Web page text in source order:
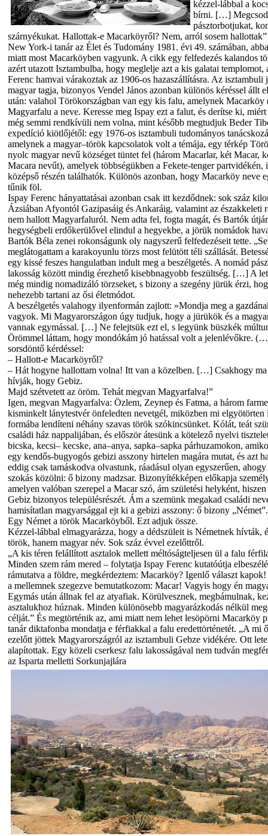
kézzel-lábbal a
bírni. […]
pásztorbotjukat,
szárnyékukat. Hallottak-e Macarköyről? Nem, arról sosem
New York-i tanár az Élet és Tudomány 1981. évi 49. számában,
miatt most Macarköyben vagyunk. A cikk egy felfedezés kalandos
azért utazott Isztambulba, hogy meglelje azt a kis galatai
Ferenc hamvai várakoztak az 1906-os hazaszállításra. Az isztambuli
magyar tagja, bizonyos Vendel János azonban különös kéréssel állt
után: valahol Törökországban van egy kis falu, amelynek Macarköy
Magyarfalu a neve. Keresse meg Ispay ezt a falut, és derítse ki,
még semmi rendkívüli nem volna, mint később megtudjuk Beder
expedíció kiötlőjétől: egy 1976-os isztambuli tudományos
amelynek a magyar–török kapcsolatok volt a témája, egy térkép
nyolc magyar nevű községet tüntet fel (három Macarlar, két Macar,
Macara nevűt), amelyek többségükben a Fekete-tenger
középső részén találhatók. Különös azonban, hogy Macarköy neve
tűnik föl.
Ispay Ferenc hányattatásai azonban csak itt kezdődnek: sok száz
Ázsiában Afyontól Gazipasáig és Ankaráig, valamint az északkeleti
nem hallott Magyarfaluról. Nem adta fel, fogta magát, és Bartók
hegységbeli erdőkerülővel elindul a hegyekbe, a jörük nomádok
Bartók Béla zenei rokonságunk oly nagyszerű felfedezéseit tette.
meglátogattam a karakoyunlu törzs most felütött téli szállását.
egy kissé feszes hangulatban indult meg a beszélgetés. A nomád
lakosság között mindig érezhető kisebbnagyobb feszültség. […] A
még mindig nomadizáló törzseket, s bizony a szegény jürük érzi,
nehezebb tartani az ősi életmódot.
A beszélgetés valahogy ilyenformán zajlott: »Mondja meg a
vagyok. Mi Magyarországon úgy tudjuk, hogy a jürükök és a
vannak egymással. […] Ne felejtsük ezt el, s legyünk büszkék
Örömmel láttam, hogy mondókám jó hatással volt a jelenlévőkre.
sorsdöntő kérdéssel:
– Hallott-e Macarköyről?
– Hát hogyne hallottam volna! Itt van a közelben. […] Csakhogy
hívják, hogy Gebiz.
Majd szétvetett az öröm. Tehát megvan Magyarfalva!”
Igen, megvan Magyarfalva: Özlem, Zeynep és Fatma, a három
kisminkelt lánytestvér önfeledten nevetgél, miközben mi
formába lendíteni néhány szavas török szókincsünket. Kólát, teát
családi ház nappalijában, és először átesünk a kötelező nyelvi
bicska, kecsi– kecske, ana–anya, sapka–sapka párhuzamokon,
egy kendős-bugyogós gebizi asszony hirtelen magára mutat, és azt
eddig csak tamáskodva olvastunk, ráadásul olyan egyszerűen,
szokás közölni: ő bizony madzsar. Bizonyítékképen előkapja
amelyen valóban szerepel a Macar szó, ám születési helyként,
Gebiz bizonyos településrészét. Ám a szemünk megakad családi
hamisítatlan magyarsággal ejt ki a gebizi asszony: ő bizony „Német”.
Egy Német a török Macarköyből. Ezt adjuk össze.
Kézzel-lábbal elmagyarázza, hogy a dédszüleit is Németnek hívták,
török, hanem magyar név. Sok száz évvel ezelőttről.
„A kis téren felállított asztalok mellett méltóságteljesen ül a falu
Minden szem rám mered – folytatja Ispay Ferenc kutatóútja
rámutatva a földre, megkérdeztem: Macarköy? Igenlő választ
a mellemnek szegezve bemutatkozom: Macar! Vagyis hogy én
Egymás után állnak fel az atyafiak. Körülvesznek, megbámulnak,
asztalukhoz húznak. Minden különösebb magyarázkodás nélkül
célját.” És megtörténik az, ami miatt nem lehet lesöpörni Macarköy
tanár diktafonba mondatja e férfiakkal a falu eredettörténetét. „A mi
ezelőtt jöttek Magyarországról az isztambuli Gebze vidékére. Ott
alapítottak. Egy közeli cserkesz falu lakosságával nem tudván
az Isparta melletti Sorkunjajlára